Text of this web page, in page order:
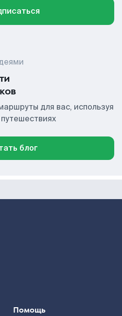
для вас, используя
блог
Помощь